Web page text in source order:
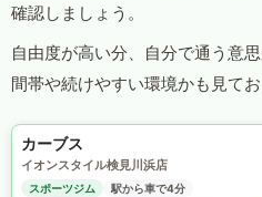
確認しましょう。
自由度が高い分、自分で通う意
間帯や続けやすい環境かも見てお
カーブス
イオンスタイル検見川浜店
スポーツジム
駅から車で4分